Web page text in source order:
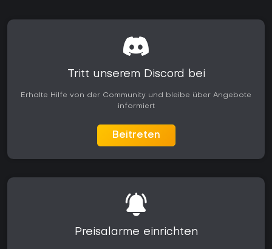
Tritt unserem Discord bei
Erhalte Hilfe von der Community und bleibe über Angebote
informiert
Beitreten
Preisalarme einrichten